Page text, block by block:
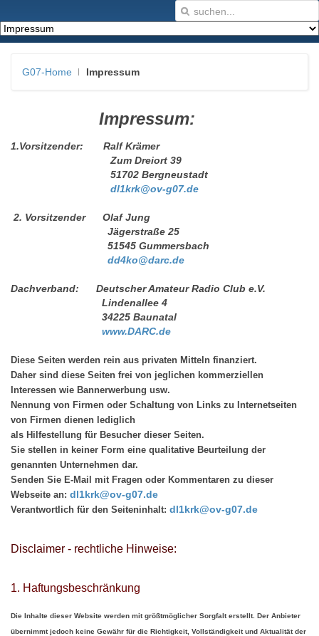
G07-Home Impressum
Impressum:
1.Vorsitzender: Ralf Krämer
Zum Dreiort 39
51702 Bergneustadt
dl1krk@ov-g07.de
2. Vorsitzender Olaf Jung
Jägerstraße 25
51545 Gummersbach
dd4ko@darc.de
Dachverband: Deutscher Amateur Radio Club e.V.
Lindenallee 4
34225 Baunatal
www.DARC.de
Diese Seiten werden rein aus privaten Mitteln finanziert.
Daher sind diese Seiten frei von jeglichen kommerziellen
Interessen wie Bannerwerbung usw.
Nennung von Firmen oder Schaltung von Links zu Internetseiten
von Firmen dienen lediglich
als Hilfestellung für Besucher dieser Seiten.
Sie stellen in keiner Form eine qualitative Beurteilung der
genannten Unternehmen dar.
Senden Sie E-Mail mit Fragen oder Kommentaren zu dieser
Webseite an: dl1krk@ov-g07.de
Verantwortlich für den Seiteninhalt: dl1krk@ov-g07.de
Disclaimer - rechtliche Hinweise:
1. Haftungsbeschränkung
Die Inhalte dieser Website werden mit größtmöglicher Sorgfalt erstellt. Der Anbieter
übernimmt jedoch keine Gewähr für die Richtigkeit, Vollständigkeit und Aktualität der